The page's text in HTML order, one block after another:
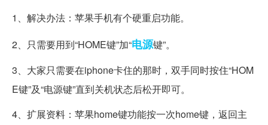
1、解决办法：苹果手机有个硬重启功能。
2、只需要用到“HOME键”加“电源键”。
3、大家只需要在iphone卡住的那时，双手同时按住“HOM
E键”及“电源键”直到关机状态后松开即可。
4、扩展资料：苹果home键功能按一次home键，返回主